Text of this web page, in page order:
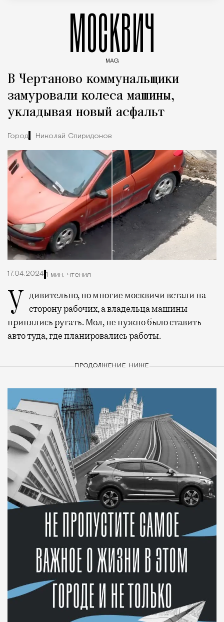
МОСКВИЧ
MAG
В Чертаново коммунальщики
замуровали колеса машины,
укладывая новый асфальт
Город Николай Спиридонов
17.04.2024 1 мин. чтения
Удивительно, но многие москвичи встали на
сторону рабочих, а владельца машины
принялись ругать. Мол, не нужно было ставить
авто туда, где планировались работы.
ПРОДОЛЖЕНИЕ НИЖЕ